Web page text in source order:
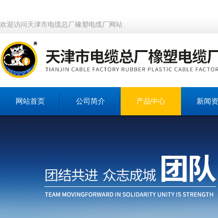
欢迎访问天津市电缆总厂橡塑电缆厂网站
网站首页 公司简介 产品中心 新闻